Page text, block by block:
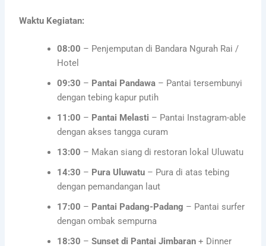
Waktu Kegiatan:
08:00 – Penjemputan di Bandara Ngurah Rai /
Hotel
09:30 – Pantai Pandawa – Pantai tersembunyi
dengan tebing kapur putih
11:00 – Pantai Melasti – Pantai Instagram-able
dengan akses tangga curam
13:00 – Makan siang di restoran lokal Uluwatu
14:30 – Pura Uluwatu – Pura di atas tebing
dengan pemandangan laut
17:00 – Pantai Padang-Padang – Pantai surfer
dengan ombak sempurna
18:30 –Sunset di Pantai Jimbaran + Dinner